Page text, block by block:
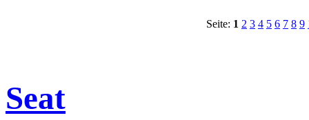
Seite: 1 2 3 4 5 6 7 8 9
Seat